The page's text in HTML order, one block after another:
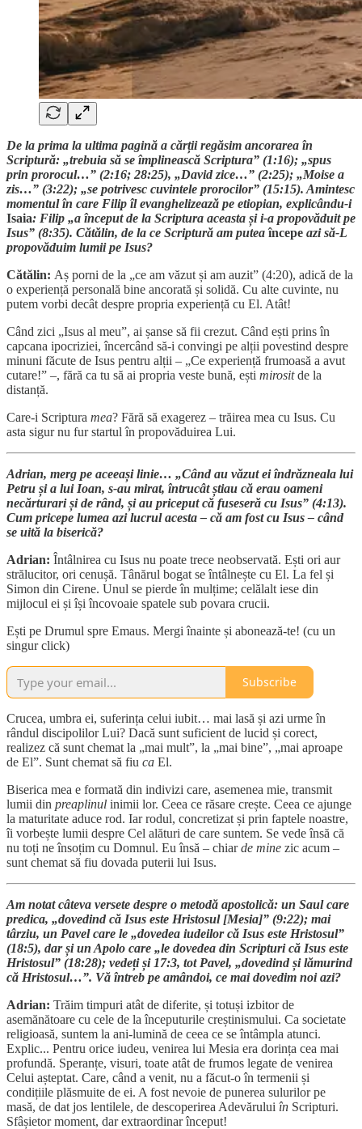
De la prima la ultima pagină a cărții regăsim ancorarea în
Scriptură: „trebuia să se împlinească Scriptura” (1:16); „spus
prin prorocul…” (2:16; 28:25), „David zice…” (2:25); „Moise a
zis…” (3:22); „se potrivesc cuvintele prorocilor” (15:15). Amintesc
momentul în care Filip îl evanghelizează pe etiopian, explicându-i
Isaia: Filip „a început de la Scriptura aceasta și i-a propovăduit pe
Isus” (8:35). Cătălin, de la ce Scriptură am puteaîncepe azi să-L
propovăduim lumii pe Isus?
Cătălin: Aș porni de la „ce am văzut și am auzit” (4:20), adică de la
o experiență personală bine ancorată și solidă. Cu alte cuvinte, nu
putem vorbi decât despre propria experiență cu El. Atât!
Când zici „Isus al meu”, ai șanse să fii crezut. Când ești prins în
capcana ipocriziei, încercând să-i convingi pe alții povestind despre
minuni făcute de Isus pentru alții – „Ce experiență frumoasă a avut
cutare!” –, fără ca tu să ai propria veste bună, ești mirositde la
distanță.
Care-i Scriptura mea? Fără să exagerez – trăirea mea cu Isus. Cu
asta sigur nu fur startul în propovăduirea Lui.
Adrian, merg pe aceeași linie… „Când au văzut ei îndrăzneala lui
Petru și a lui Ioan, s-au mirat, întrucât știau că erau oameni
necărturari și de rând, și au priceput că fuseseră cu Isus” (4:13).
Cum pricepe lumea azi lucrul acesta – că am fost cu Isus – când
se uită la biserică?
Adrian: Întâlnirea cu Isus nu poate trece neobservată. Ești ori aur
strălucitor, ori cenușă. Tânărul bogat se întâlnește cu El. La fel și
Simon din Cirene. Unul se pierde în mulțime; celălalt iese din
mijlocul ei și își încovoaie spatele sub povara crucii.
Ești pe Drumul spre Emaus. Mergi înainte și abonează-te! (cu un
singur click)
Subscribe
Crucea, umbra ei, suferința celui iubit… mai lasă și azi urme în
rândul discipolilor Lui? Dacă sunt suficient de lucid și corect,
realizez că sunt chemat la „mai mult”, la „mai bine”, „mai aproape
de El”. Sunt chemat să fiu ca El.
Biserica mea e formată din indivizi care, asemenea mie, transmit
lumii din preaplinul inimii lor. Ceea ce răsare crește. Ceea ce ajunge
la maturitate aduce rod. Iar rodul, concretizat și prin faptele noastre,
îi vorbește lumii despre Cel alături de care suntem. Se vede însă că
nu toți ne însoțim cu Domnul. Eu însă – chiarde mine zic acum –
sunt chemat să fiu dovada puterii lui Isus.
Am notat câteva versete despre o metodă apostolică: un Saul care
predica, „dovedind că Isus este Hristosul [Mesia]” (9:22); mai
târziu, un Pavel care le „dovedea iudeilor că Isus este Hristosul”
(18:5), dar și un Apolo care „le dovedea din Scripturi că Isus este
Hristosul” (18:28); vedeți și 17:3, tot Pavel, „dovedind și lămurind
că Hristosul…”. Vă întreb pe amândoi, ce mai dovedim noi azi?
Adrian: Trăim timpuri atât de diferite, și totuși izbitor de
asemănătoare cu cele de la începuturile creștinismului. Ca societate
religioasă, suntem la ani-lumină de ceea ce se întâmpla atunci.
Explic... Pentru orice iudeu, venirea lui Mesia era dorința cea mai
profundă. Speranțe, visuri, toate atât de frumos legate de venirea
Celui așteptat. Care, când a venit, nu a făcut-o în termenii și
condițiile plăsmuite de ei. A fost nevoie de punerea sulurilor pe
masă, de dat jos lentilele, de descoperirea Adevărului în Scripturi.
Sfâșietor moment, dar extraordinar început!